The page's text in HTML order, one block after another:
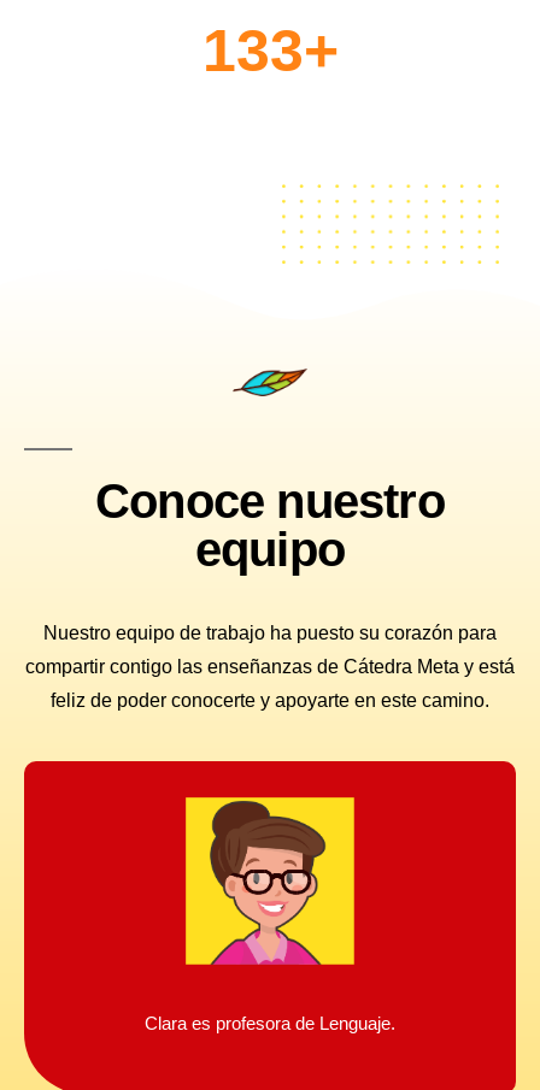
133+
Conoce nuestro
equipo
Nuestro equipo de trabajo ha puesto su corazón para
compartir contigo las enseñanzas de Cátedra Meta y está
feliz de poder conocerte y apoyarte en este camino.
Clara es profesora de Lenguaje.